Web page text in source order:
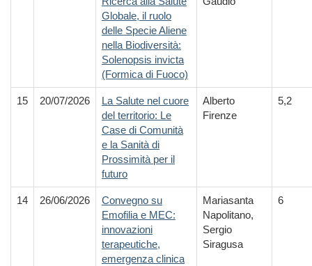
Globale, il ruolo
delle Specie Aliene
nella Biodiversità:
Solenopsis invicta
(Formica di Fuoco)
15 20/07/2026
La Salute nel cuore
del territorio: Le
Case di Comunità
e la Sanità di
Prossimità per il
futuro
Alberto
Firenze
5,2
14 26/06/2026
Convegno su
Emofilia e MEC:
innovazioni
terapeutiche,
emergenza clinica
Mariasanta
Napolitano,
Sergio
Siragusa
6